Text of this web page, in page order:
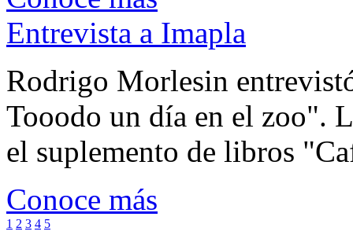
Entrevista a Imapla
Rodrigo Morlesin
Tooodo un día en el zoo".
el suplemento de libros
Conoce más
1 2 3 4 5